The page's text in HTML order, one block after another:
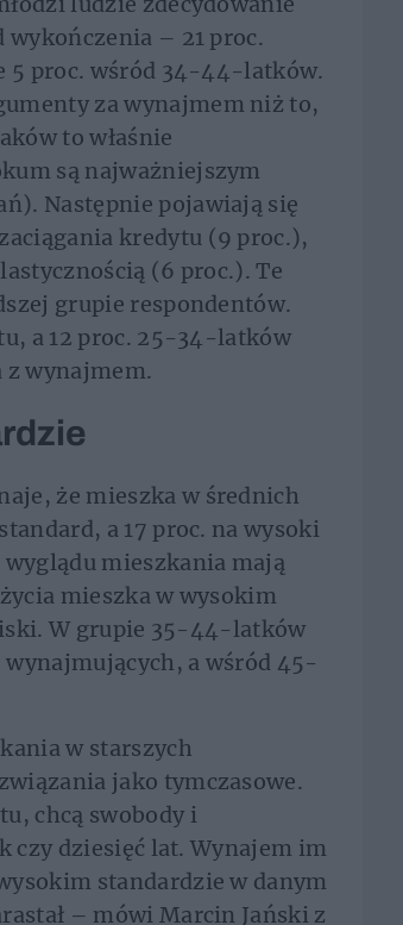
wykończenia – 21 proc.
5 proc. wśród 34-44-latków.
za wynajmem niż to,
to właśnie
są najważniejszym
Następnie pojawiają się
kredytu (9 proc.),
(6 proc.). Te
grupie respondentów.
a 12 proc. 25-34-latków
z wynajmem.
że mieszka w średnich
a 17 proc. na wysoki
mieszkania mają
mieszka w wysokim
W grupie 35-44-latków
a wśród 45-
w starszych
jako tymczasowe.
chcą swobody i
czy dziesięć lat. Wynajem im
standardzie w danym
– mówi Marcin Jański z